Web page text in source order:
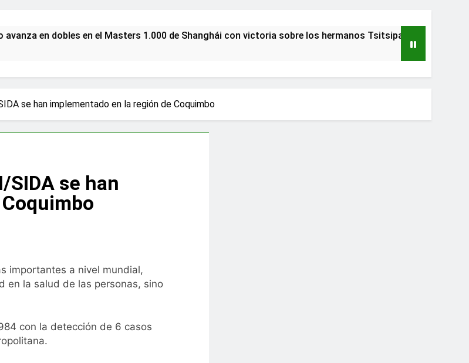
en dobles en el Masters 1.000 de Shanghái con victoria sobre los hermanos Tsitsipas
se han implementado en la región de Coquimbo
se han
importantes a nivel mundial,
en la salud de las personas, sino
con la detección de 6 casos